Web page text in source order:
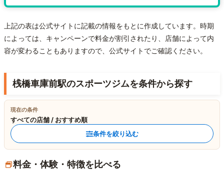
上記の表は公式サイトに記載の情報をもとに作成しています。時期
によっては、キャンペーンで料金が割引されたり、店舗によって内
容が変わることもありますので、公式サイトでご確認ください。
桟橋車庫前駅のスポーツジムを条件から探す
現在の条件
すべての店舗 / おすすめ順
条件を絞り込む
料金・体験・特徴を比べる